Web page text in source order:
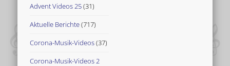
Advent Videos 25(31)
Aktuelle Berichte(717)
Corona-Musik-Videos(37)
Corona-Musik-Videos 2